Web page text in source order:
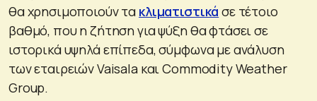
θα χρησιμοποιούν τα κλιματιστικά σε τέτοιο
βαθμό, που η ζήτηση για ψύξη θα φτάσει σε
ιστορικά υψηλά επίπεδα, σύμφωνα με ανάλυση
των εταιρειών Vaisala και Commodity Weather
Group.